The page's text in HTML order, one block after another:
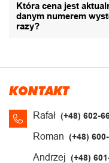
Która cena jest
danym numerem
razy?
KONTAKT
Rafał (+48) 602-
Roman (+48)
Andrzej (+48)